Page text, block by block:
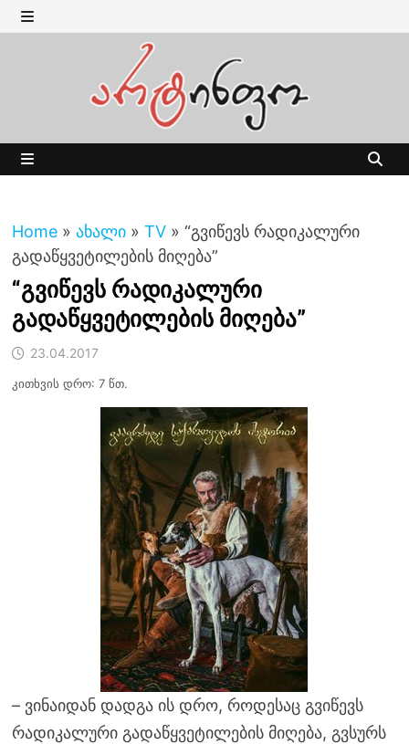
Skip
to MENU
Home » ახალი » TV » “გვიწევს რადიკალური
გადაწყვეტილების მიღება”
“გვიწევს რადიკალური
გადაწყვეტილების მიღება”
23.04.2017
კითხვის დრო: 7 წთ.
– ვინაიდან დადგა ის დრო, როდესაც გვიწევს
რადიკალური გადაწყვეტილების მიღება, გვსურს